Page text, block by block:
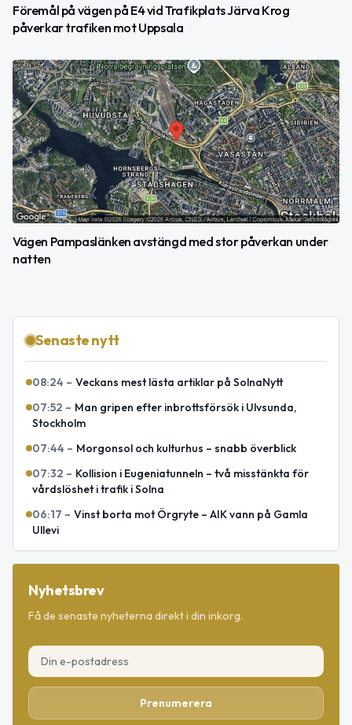
Föremål på vägen på E4 vid Trafikplats Järva Krog
påverkar trafiken mot Uppsala
Vägen Pampaslänken avstängd med stor påverkan under
natten
Senaste nytt
08:24 – Veckans mest lästa artiklar på SolnaNytt
07:52 – Man gripen efter inbrottsförsök i Ulvsunda,
Stockholm
07:44 – Morgonsol och kulturhus – snabb överblick
07:32 – Kollision i Eugeniatunneln – två misstänkta för
vårdslöshet i trafik i Solna
06:17 – Vinst borta mot Örgryte – AIK vann på Gamla
Ullevi
Nyhetsbrev
Få de senaste nyheterna direkt i din inkorg.
Prenumerera